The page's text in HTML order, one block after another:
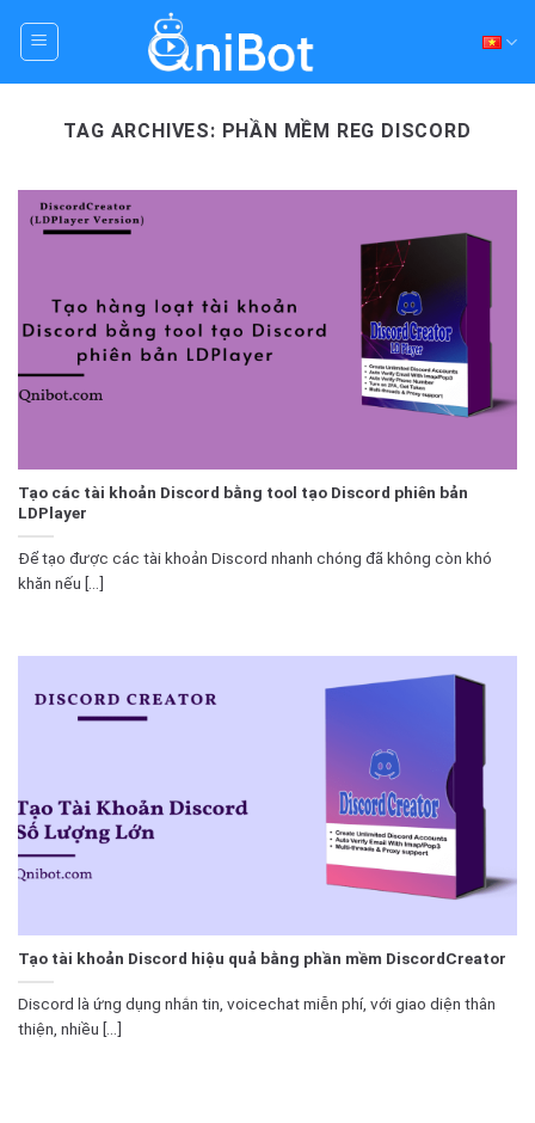
TAG ARCHIVES: PHẦN MỀM REG DISCORD
Tạo các tài khoản Discord bằng tool tạo Discord phiên bản
LDPlayer
Để tạo được các tài khoản Discord nhanh chóng đã không còn khó
khăn nếu [...]
Tạo tài khoản Discord hiệu quả bằng phần mềm DiscordCreator
Discord là ứng dụng nhắn tin, voicechat miễn phí, với giao diện thân
thiện, nhiều [...]